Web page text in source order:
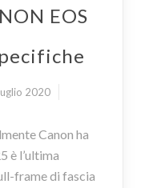
EOS
2020
Canon ha
è l’ultima
frame di fascia